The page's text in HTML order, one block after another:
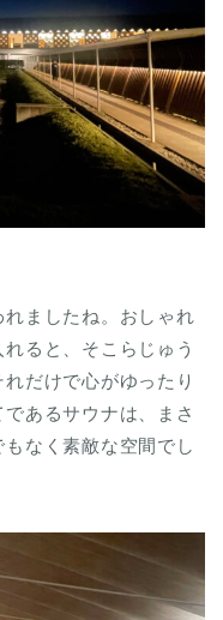
ましたね。おしゃれ
ると、そこらじゅう
だけで心がゆったり
あるサウナは、まさ
なく素敵な空間でし